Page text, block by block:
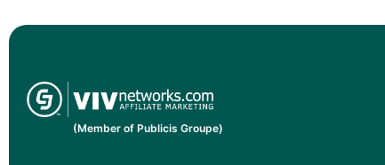
(Member of Publicis Groupe)